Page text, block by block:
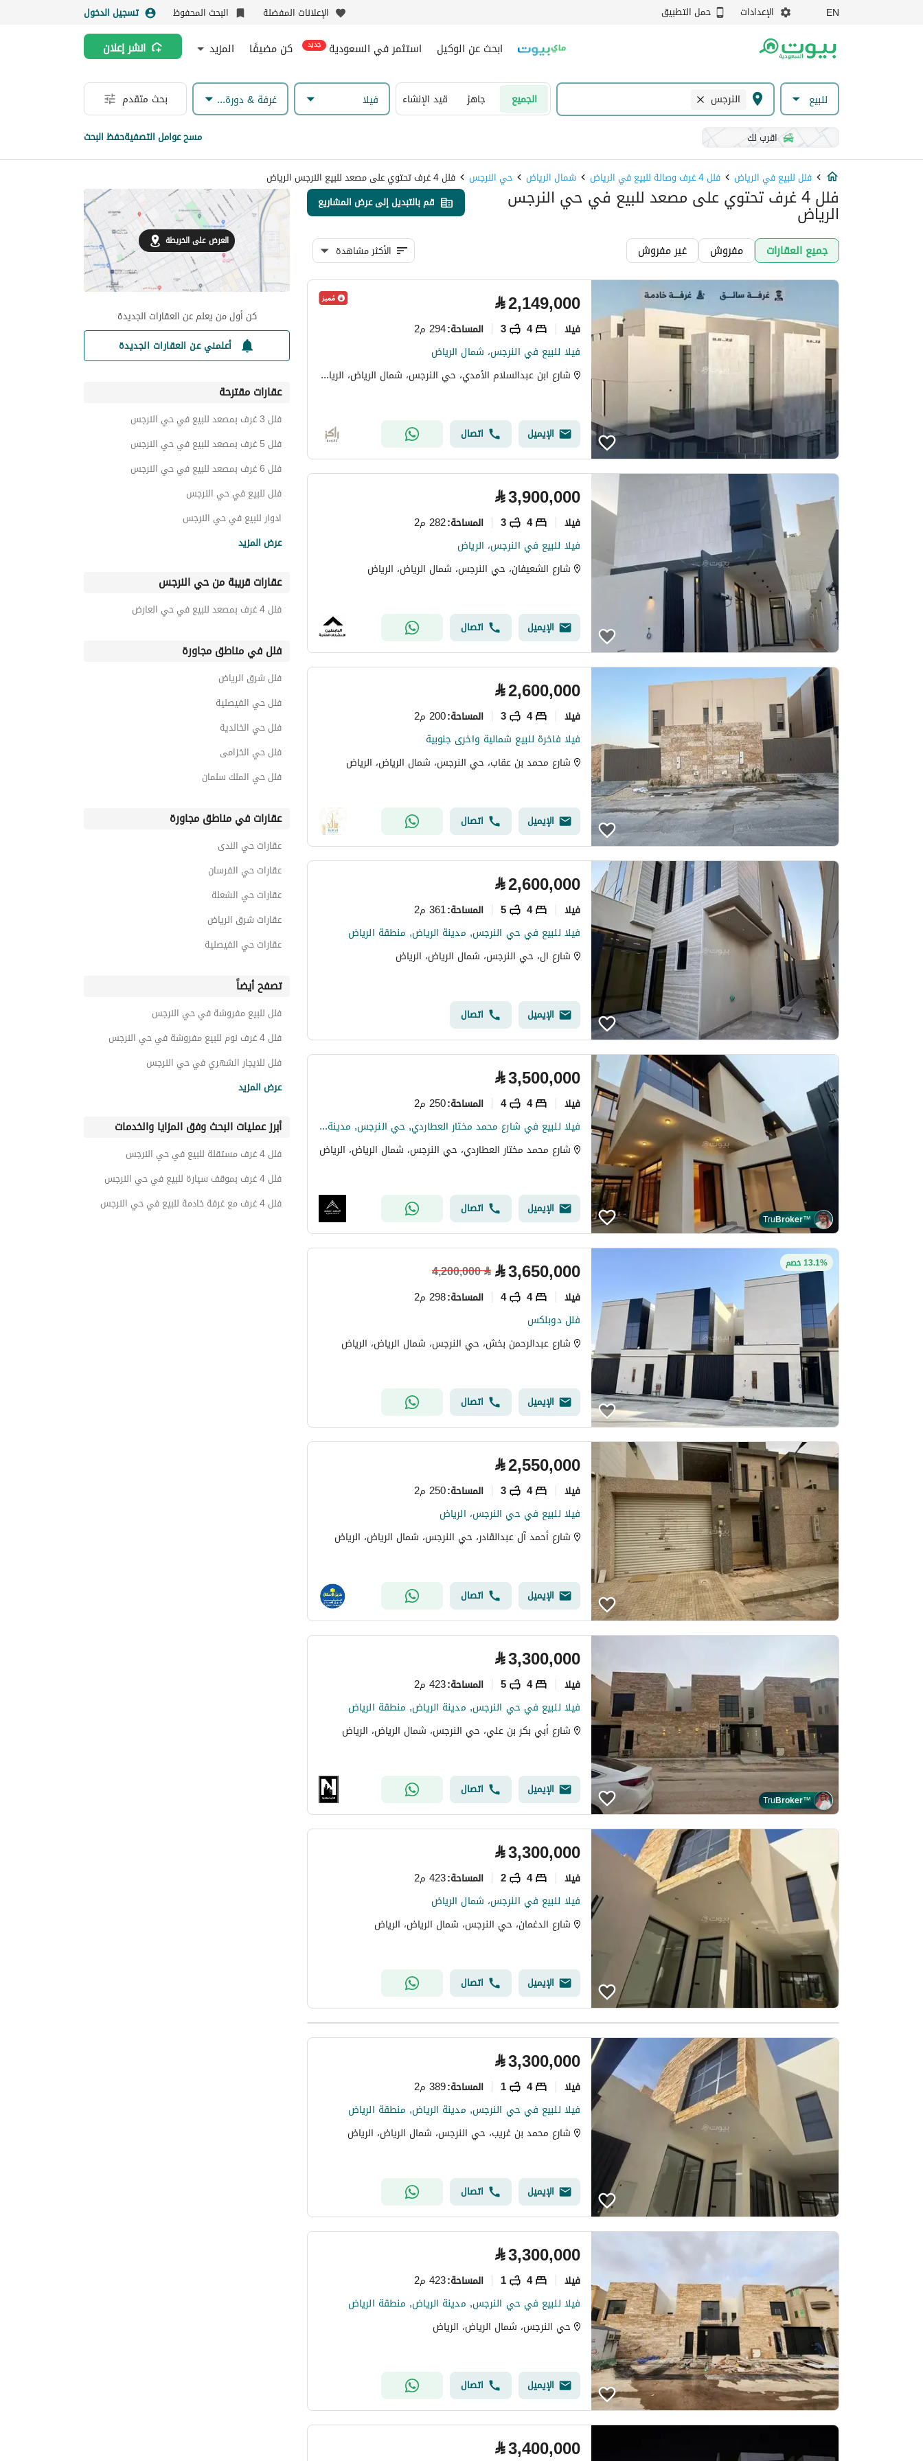
EN الإعدادات حمل التطبيق الإعلانات المفضلة البحث المحفوظ تسجيل الدخول
ابحث عن الوكيل استثمر في السعودية جديد كن مضيفًا المزيد انشر إعلان
للبيع النرجس الجميع جاهز قيد الإنشاء فیلا غرفة & دورة مياه بحث متقدم
اقرب لك مسح عوامل التصفيةحفظ البحث
فلل للبيع في الرياض فلل 4 غرف وصالة للبيع في الرياض شمال الرياض حي النرجس فلل 4 غرف تحتوي على مصعد للبيع النرجس الرياض
فلل 4 غرف تحتوي على مصعد للبيع في حي النرجس
الرياض قم بالتبديل إلى عرض المشاريع
جميع العقارات مفروش غير مفروش الأكثر مشاهدة
⃁2,149,000
فیلا 4
3 المساحة:294 م2
فيلا للبيع في النرجس، شمال الرياض
شارع ابن عبدالسلام الأمدي، حي النرجس، شمال الرياض، الرياض
الإيميل اتصال
⃁3,900,000
فیلا 4
3 المساحة:282 م2
فيلا للبيع في النرجس، الرياض
شارع الشعيفان، حي النرجس، شمال الرياض، الرياض
الإيميل اتصال
⃁2,600,000
فیلا 4
3 المساحة:200 م2
فيلا فاخرة للبيع شمالية واخرى جنوبية
شارع محمد بن عقاب، حي النرجس، شمال الرياض، الرياض
الإيميل اتصال
⃁2,600,000
فیلا 4
5 المساحة:361 م2
فيلا للبيع في حي النرجس, مدينة الرياض, منطقة الرياض
شارع ال، حي النرجس، شمال الرياض، الرياض
الإيميل اتصال
TruBroker™
⃁3,500,000
فیلا 4
4 المساحة:250 م2
فيلا للبيع في شارع محمد مختار العطاردي, حي النرجس, مدينة الرياض
شارع محمد مختار العطاردي، حي النرجس، شمال الرياض، الرياض
الإيميل اتصال
13.1% خصم ⃁3,650,000
⃁
4,200,000
فیلا 4
4 المساحة:298 م2
فلل دوبلكس
شارع عبدالرحمن بخش، حي النرجس، شمال الرياض، الرياض
الإيميل اتصال
⃁2,550,000
فیلا 4
3 المساحة:250 م2
فيلا للبيع في حي النرجس، الرياض
شارع أحمد آل عبدالقادر، حي النرجس، شمال الرياض، الرياض
الإيميل اتصال
TruBroker™
⃁3,300,000
فیلا 4
5 المساحة:423 م2
فيلا للبيع في حي النرجس, مدينة الرياض, منطقة الرياض
شارع أبي بكر بن علي، حي النرجس، شمال الرياض، الرياض
الإيميل اتصال
⃁3,300,000
فیلا 4
2 المساحة:423 م2
فيلا للبيع في النرجس، شمال الرياض
شارع الدغمان، حي النرجس، شمال الرياض، الرياض
الإيميل اتصال
⃁3,300,000
فیلا 4
1 المساحة:389 م2
فيلا للبيع في حي النرجس, مدينة الرياض, منطقة الرياض
شارع محمد بن غريب، حي النرجس، شمال الرياض، الرياض
الإيميل اتصال
⃁3,300,000
فیلا 4
1 المساحة:423 م2
فيلا للبيع في حي النرجس, مدينة الرياض, منطقة الرياض
حي النرجس، شمال الرياض، الرياض
الإيميل اتصال
⃁3,400,000
العرض على الخريطة
كن أول من يعلم عن العقارات الجديدة
أعلمني عن العقارات الجديدة
عقارات مقترحة
فلل 3 غرف بمصعد للبيع في حي النرجس
فلل 5 غرف بمصعد للبيع في حي النرجس
فلل 6 غرف بمصعد للبيع في حي النرجس
فلل للبيع في حي النرجس
ادوار للبيع في حي النرجس
عمائر سكنية للبيع في حي النرجس
استراحات للبيع في حي النرجس
عرض المزيد
عقارات قريبة من حي النرجس
فلل 4 غرف بمصعد للبيع في حي العارض
فلل في مناطق مجاورة
فلل شرق الرياض
فلل حي الفيصلية
فلل حي الخالدية
فلل حي الخزامى
فلل حي الملك سلمان
عقارات في مناطق مجاورة
عقارات حي الندى
عقارات حي الفرسان
عقارات حي الشعلة
عقارات شرق الرياض
عقارات حي الفيصلية
تصفح أيضاً
فلل للبيع مفروشة في حي النرجس
فلل 4 غرف نوم للبيع مفروشة في حي النرجس
فلل للايجار الشهري في حي النرجس
عقارات للبيع في الرياض
فلل 4 غرف بمصعد للبيع في شمال الرياض
عرض المزيد
أبرز عمليات البحث وفق المزايا والخدمات
فلل 4 غرف مستقلة للبيع في حي النرجس
فلل 4 غرف بموقف سيارة للبيع في حي النرجس
فلل 4 غرف مع غرفة خادمة للبيع في حي النرجس